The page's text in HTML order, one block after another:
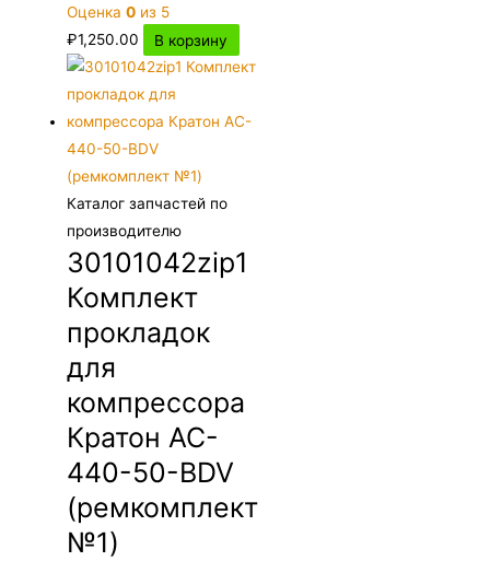
Оценка0 из 5
₽1,250.00 В корзину
Каталог запчастей по
производителю
30101042zip1
Комплект
прокладок
для
компрессора
Кратон AC-
440-50-BDV
(ремкомплект
№1)